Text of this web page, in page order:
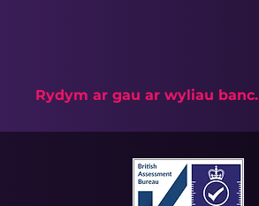
Rydym ar gau ar wyliau banc.